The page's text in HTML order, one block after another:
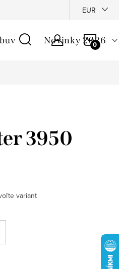
Ochrana osobných
EUR
Novinky 2026
3950
variant